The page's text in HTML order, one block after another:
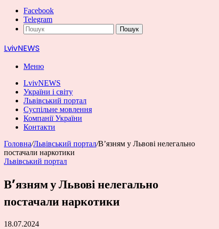
Facebook
Telegram
Пошук
LvivNEWS
Меню
LvivNEWS
України і світу
Львівський портал
Суспільне мовлення
Компанії України
Контакти
Головна/Львівський портал/Вʼязням у Львові нелегально
постачали наркотики
Львівський портал
Вʼязням у Львові нелегально
постачали наркотики
18.07.2024